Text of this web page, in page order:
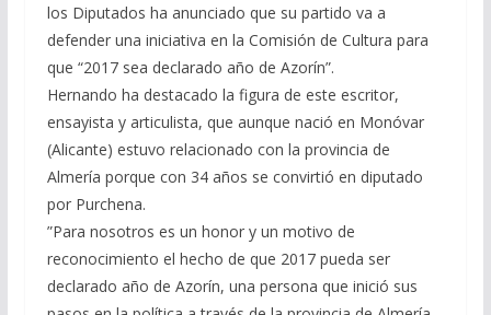
los Diputados ha anunciado que su partido va a
defender una iniciativa en la Comisión de Cultura para
que “2017 sea declarado año de Azorín”.
Hernando ha destacado la figura de este escritor,
ensayista y articulista, que aunque nació en Monóvar
(Alicante) estuvo relacionado con la provincia de
Almería porque con 34 años se convirtió en diputado
por Purchena.
”Para nosotros es un honor y un motivo de
reconocimiento el hecho de que 2017 pueda ser
declarado año de Azorín, una persona que inició sus